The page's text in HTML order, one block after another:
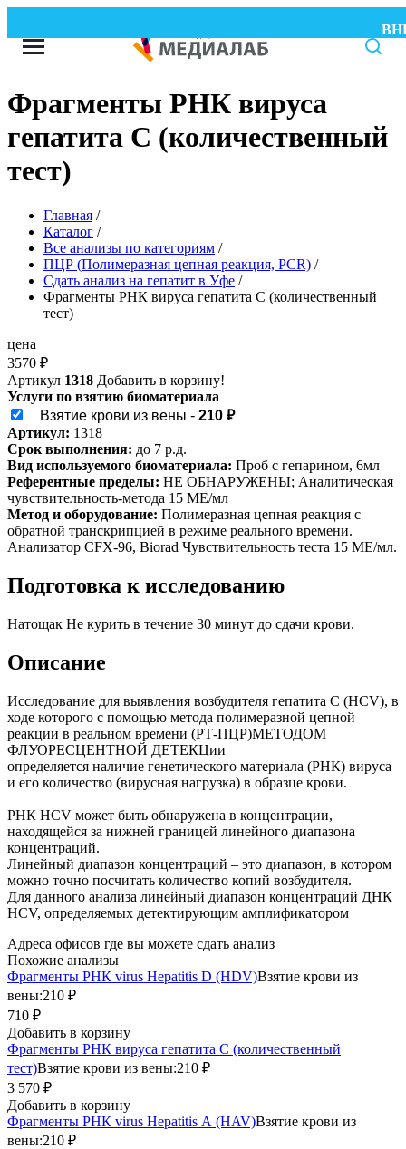
Фрагменты РНК вируса
гепатита С (количественный
тест)
Главная /
Каталог /
Все анализы по категориям /
ПЦР (Полимеразная цепная реакция, PCR) /
Сдать анализ на гепатит в Уфе /
Фрагменты РНК вируса гепатита С (количественный
тест)
цена
3570 ₽
Артикул 1318 Добавить в корзину!
Услуги по взятию биоматериала
Взятие крови из вены - 210 ₽
Артикул: 1318
Срок выполнения: до 7 р.д.
Вид используемого биоматериала: Проб с гепарином, 6мл
Референтные пределы: НЕ ОБНАРУЖЕНЫ; Аналитическая
чувствительность-метода 15 МЕ/мл
Метод и оборудование: Полимеразная цепная реакция с
обратной транскрипцией в режиме реального времени.
Анализатор CFX-96, Biorad Чувствительность теста 15 МЕ/мл.
Подготовка к исследованию
Натощак Не курить в течение 30 минут до сдачи крови.
Описание
Исследование для выявления возбудителя гепатита C (HCV), в
ходе которого с помощью метода полимеразной цепной
реакции в реальном времени (РТ-ПЦР)МЕТОДОМ
ФЛУОРЕСЦЕНТНОЙ ДЕТЕКЦии
определяется наличие генетического материала (РНК) вируса
и его количество (вирусная нагрузка) в образце крови.
РНК HCV может быть обнаружена в концентрации,
находящейся за нижней границей линейного диапазона
концентраций.
Линейный диапазон концентраций – это диапазон, в котором
можно точно посчитать количество копий возбудителя.
Для данного анализа линейный диапазон концентраций ДНК
HCV, определяемых детектирующим амплификатором
Адреса офисов где вы можете сдать анализ
Похожие анализы
Фрагменты РНК virus Hepatitis D (HDV)Взятие крови из
вены:210 ₽
710 ₽
Добавить в корзину
Фрагменты РНК вируса гепатита С (количественный
тест)Взятие крови из вены:210 ₽
3 570 ₽
Добавить в корзину
Фрагменты РНК virus Hepatitis А (HAV)Взятие крови из
вены:210 ₽